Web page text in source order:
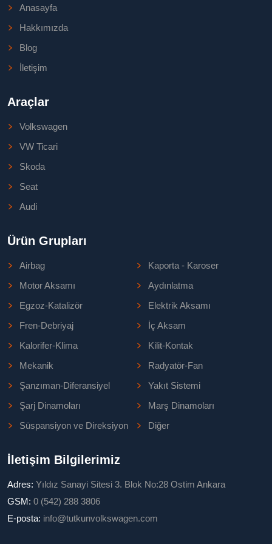
Anasayfa
Hakkımızda
Blog
İletişim
Araçlar
Volkswagen
VW Ticari
Skoda
Seat
Audi
Ürün Grupları
Airbag
Kaporta - Karoser
Motor Aksamı
Aydınlatma
Egzoz-Katalizör
Elektrik Aksamı
Fren-Debriyaj
İç Aksam
Kalorifer-Klima
Kilit-Kontak
Mekanik
Radyatör-Fan
Şanzıman-Diferansiyel
Yakıt Sistemi
Şarj Dinamoları
Marş Dinamoları
Süspansiyon ve Direksiyon
Diğer
İletişim Bilgilerimiz
Adres: Yıldız Sanayi Sitesi 3. Blok No:28 Ostim Ankara
GSM: 0 (542) 288 3806
E-posta: info@tutkunvolkswagen.com